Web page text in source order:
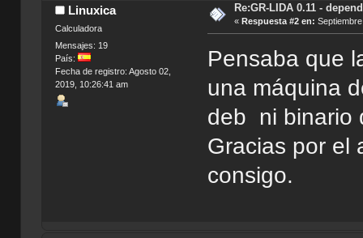
Linuxica
Calculadora
Mensajes: 19
País:
Fecha de registro: Agosto 02,
2019, 10:26:41 am
Re:GR-LIDA 0.11 -
« Respuesta #2 en:
Pensaba que
una máquina
deb ni binario
Gracias por el
consigo.